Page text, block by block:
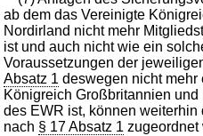
ab dem das Vereinigte
Nordirland nicht mehr
ist und auch nicht wie ein
Voraussetzungen der
Absatz 1 deswegen nicht
Königreich Großbritannien
des EWR ist, können
nach § 17 Absatz 1 zugeordnet